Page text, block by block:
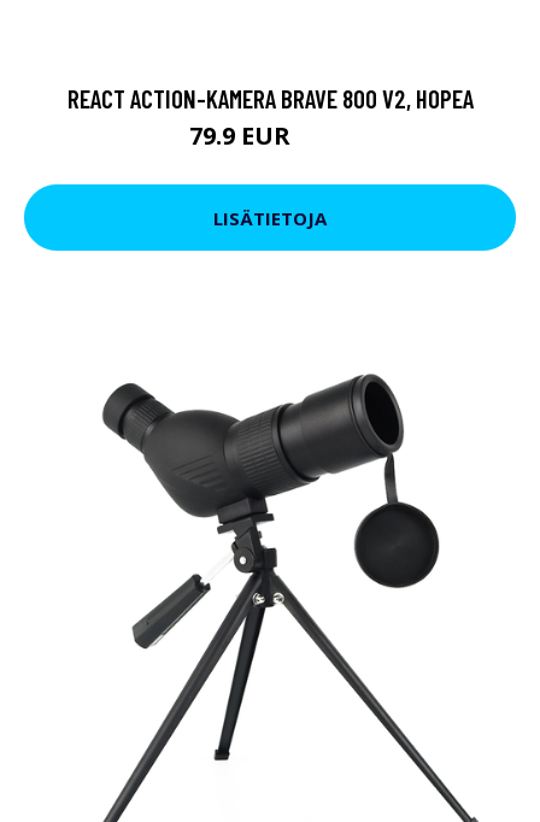
REACT ACTION-KAMERA BRAVE 800 V2, HOPEA
79.9 EUR
LISÄTIETOJA